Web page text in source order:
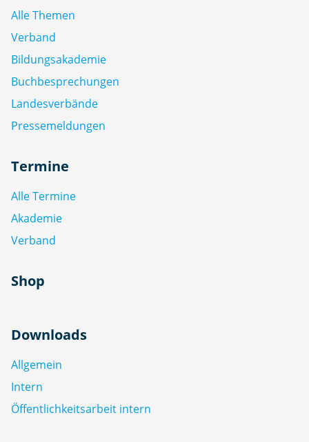
Alle Themen
Verband
Bildungsakademie
Buchbesprechungen
Landesverbände
Pressemeldungen
Termine
Alle Termine
Akademie
Verband
Shop
Downloads
Allgemein
Intern
Öffentlichkeitsarbeit intern